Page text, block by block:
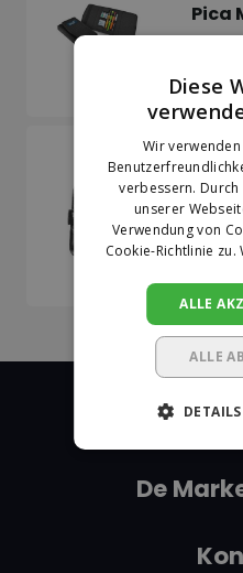
Pica
Auf
Pica
Pica
De
Diese
Wir
verbessern.
unserer
Verwendung von
Cookie-Richtlinie zu.
ALLE
ALLE